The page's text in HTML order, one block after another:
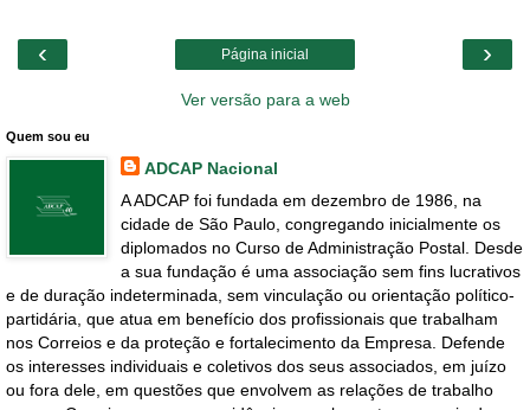
‹ ›
Página inicial
Ver versão para a web
Quem sou eu
ADCAP Nacional
A ADCAP foi fundada em dezembro de 1986, na
cidade de São Paulo, congregando inicialmente os
diplomados no Curso de Administração Postal. Desde
a sua fundação é uma associação sem fins lucrativos
e de duração indeterminada, sem vinculação ou orientação político-
partidária, que atua em benefício dos profissionais que trabalham
nos Correios e da proteção e fortalecimento da Empresa. Defende
os interesses individuais e coletivos dos seus associados, em juízo
ou fora dele, em questões que envolvem as relações de trabalho